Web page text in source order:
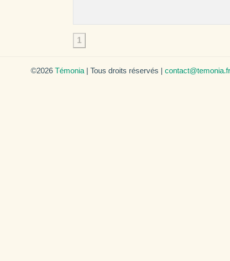
1
©2026 Témonia | Tous droits réservés | contact@temonia.fr